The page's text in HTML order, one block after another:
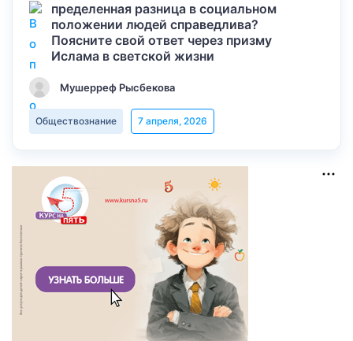
пределенная разница в социальном
положении людей справедлива?
Поясните свой ответ через призму
Ислама в светской жизни
Мушерреф Рысбекова
Обществознание 7 апреля, 2026